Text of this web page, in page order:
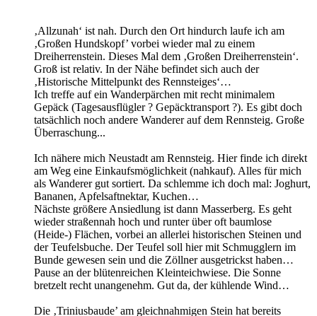
‚Allzunah‘ ist nah. Durch den Ort hindurch laufe ich am
‚Großen Hundskopf’ vorbei wieder mal zu einem
Dreiherrenstein. Dieses Mal dem ‚Großen Dreiherrenstein‘.
Groß ist relativ. In der Nähe befindet sich auch der
‚Historische Mittelpunkt des Rennsteiges‘…
Ich treffe auf ein Wanderpärchen mit recht minimalem
Gepäck (Tagesausflügler ? Gepäcktransport ?). Es gibt doch
tatsächlich noch andere Wanderer auf dem Rennsteig. Große
Überraschung...
Ich nähere mich Neustadt am Rennsteig. Hier finde ich direkt
am Weg eine Einkaufsmöglichkeit (nahkauf). Alles für mich
als Wanderer gut sortiert. Da schlemme ich doch mal: Joghurt,
Bananen, Apfelsaftnektar, Kuchen…
Nächste größere Ansiedlung ist dann Masserberg. Es geht
wieder straßennah hoch und runter über oft baumlose
(Heide-) Flächen, vorbei an allerlei historischen Steinen und
der Teufelsbuche. Der Teufel soll hier mit Schmugglern im
Bunde gewesen sein und die Zöllner ausgetrickst haben…
Pause an der blütenreichen Kleinteichwiese. Die Sonne
bretzelt recht unangenehm. Gut da, der kühlende Wind…
Die ‚Triniusbaude’ am gleichnahmigen Stein hat bereits